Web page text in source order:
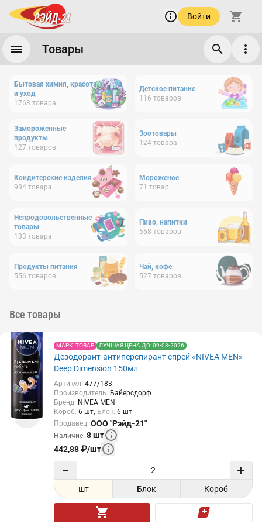
Войти
Товары
Бытовая химия, красота
и уход
1763 товара
Детское питание
116 товаров
Замороженные
продукты
127 товаров
Зоотовары
124 товара
Кондитерские изделия
984 товара
Мороженое
71 товар
Непродовольственные
товары
133 товара
Пиво, напитки
558 товаров
Продукты питания
556 товаров
Чай, кофе
527 товаров
Все товары
МАРК. ТОВАР ЛУЧШАЯ ЦЕНА ДО: 09-08-2026
Дезодорант-антиперспирант спрей «NIVEA MEN»
Deep Dimension 150мл
Артикул: 477/183
Производитель: Байерсдорф
Бренд: NIVEA MEN
Короб: 6 шт Блок: 6 шт
Продавец: ООО "Рэйд-21"
Наличие: 8шт
442,88 ₽/шт
− +
шт Блок Короб